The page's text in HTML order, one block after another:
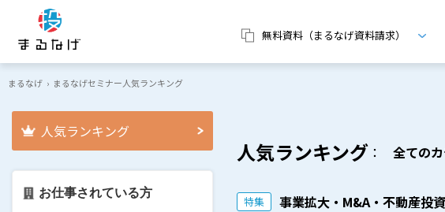
無料資料（まるなげ資料請求）
まるなげ › まるなげセミナー人気ランキング
人気ランキング ： 全ての
特集 事業拡大・M&A・不動産投
人気ランキング
お仕事されている方